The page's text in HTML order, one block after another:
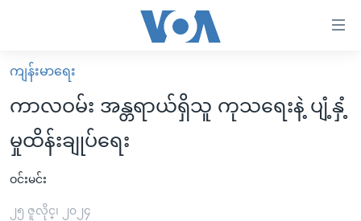
လွယ်ကူ
စေ
သည့်
Link
များ
ပင်မ
မူလစာမျက်နှာ
မြန်မာ
ကမ္ဘာ့သတင်းများ
နိုင်ငံတကာ
ဗွီဒီယို
ကျန်းမာရေး
ကာလဝမ်း အန္တရာယ်ရှိသူ ကုသရေးနဲ့ ပျံ့နှံ့
မှုထိန်းချုပ်ရေး
ဝင်းမင်း
၂၅ ဇူလိုင္၊ ၂၀၂၄